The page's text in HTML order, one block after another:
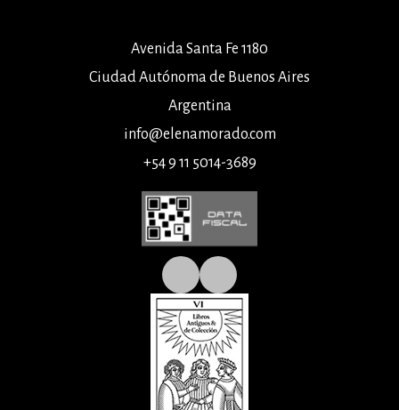
Avenida Santa Fe 1180
Ciudad Autónoma de Buenos Aires
Argentina
info@elenamorado.com
+54 9 11 5014-3689